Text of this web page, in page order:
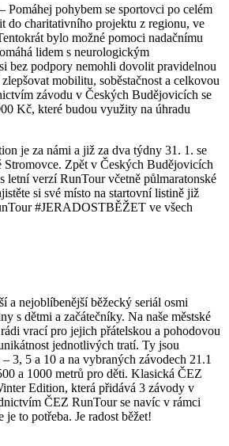
Pomáhej pohybem se sportovci po celém
do charitativního projektu z regionu, ve
bylo možné pomoci nadačnímu
lidem s neurologickým
bez podpory nemohli dovolit pravidelnou
mobilitu, soběstačnost a celkovou
závodu v Českých Budějovicích se
Kč, které budou využity na úhradu
je za námi a již za dva týdny 31. 1. se
Stromovce. Zpět v Českých Budějovicích
letní verzí RunTour včetně půlmaratonské
si své místo na startovní listině již
#JERADOSTBĚŽET ve všech
a nejoblíbenější běžecký seriál osmi
s dětmi a začátečníky. Na naše městské
vrací pro jejich přátelskou a pohodovou
jednotlivých tratí. Ty jsou
3, 5 a 10 a na vybraných závodech 21.1
a 1000 metrů pro děti. Klasická ČEZ
Edition, která přidává 3 závody v
ČEZ RunTour se navíc v rámci
je to potřeba. Je radost běžet!